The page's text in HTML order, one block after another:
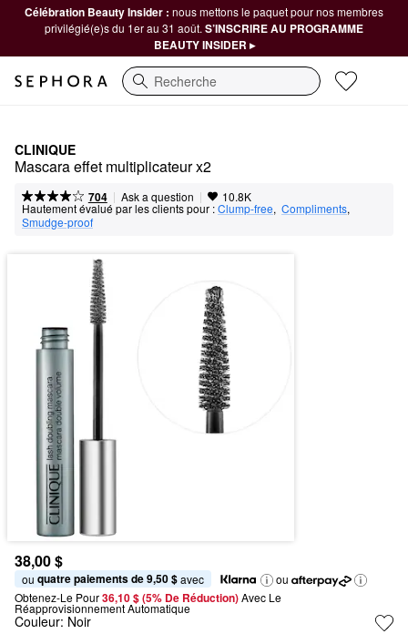
Célébration Beauty Insider : nous mettons le paquet pour nos membres
privilégié(e)s du 1er au 31 août. S’INSCRIRE AU PROGRAMME
BEAUTY INSIDER ▸
Recherche
CLINIQUE
Mascara effet multiplicateur x2
704 | Ask a question | 10.8K
Hautement évalué par les clients pour :Clump-free, Compliments,
Smudge-proof
38,00 $
ou quatre paiements de 9,50 $ avec
ou
Obtenez-Le Pour36,10 $ (5% De Réduction) Avec Le
Réapprovisionnement Automatique
Couleur: Noir